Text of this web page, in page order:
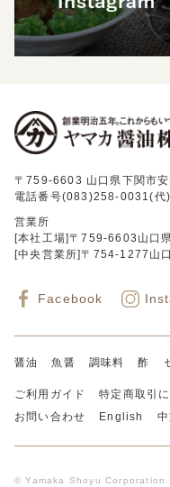
〒759-6603 山口県下関市
電話番号(083)258-0031(
営業所
[本社工場]〒759-6603山口
[中央営業所]〒754-1277山
Facebook
醤油 魚醤 調味料 酢
ご利用ガイド 特定商取引
お問い合わせ
English
© Yamaka Shoyu